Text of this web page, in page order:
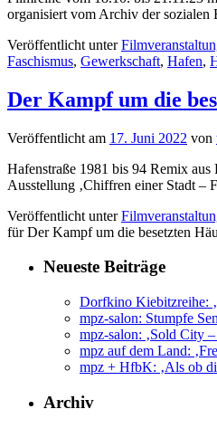
organisiert vom Archiv der
Veröffentlicht unter
Faschismus, Gewerkschaft, Hafen,
Der Kampf um die
Veröffentlicht am 17. Juni 2022 von
Hafenstraße 1981 bis 94 Remix
Ausstellung ‚Chiffren einer Stadt –
Veröffentlicht unter
für Der Kampf um die besetzten
Neueste Beiträge
Dorfkino Kiebitzreihe:
mpz-salon: Stumpfe
mpz-salon: ‚Sold City
mpz auf dem Land:
mpz + HfbK: ‚Als ob
Archiv